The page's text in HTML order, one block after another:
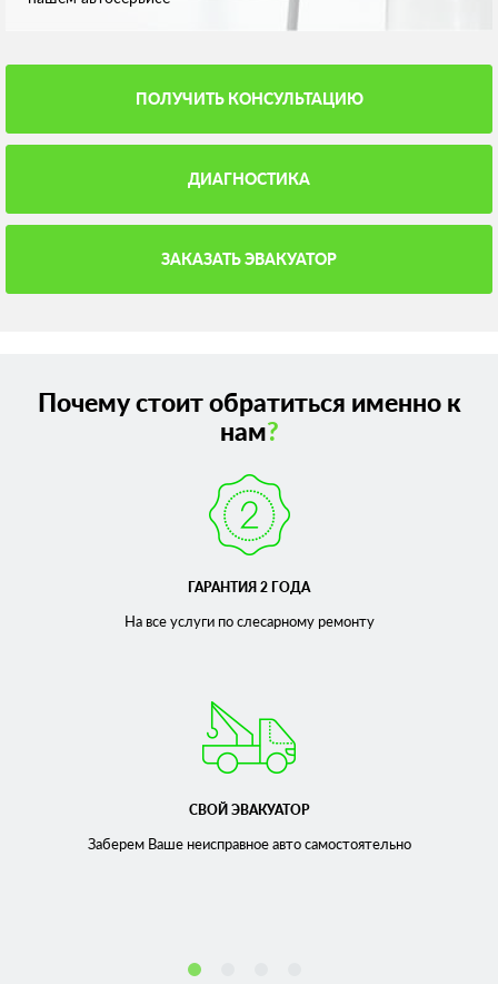
ПОЛУЧИТЬ КОНСУЛЬТАЦИЮ
ДИАГНОСТИКА
ЗАКАЗАТЬ ЭВАКУАТОР
Почему стоит обратиться именно к
нам?
ГАРАНТИЯ 2 ГОДА
На все услуги по слесарномуремонту
СВОЙ ЭВАКУАТОР
Заберем Ваше неисправноеавто самостоятельно